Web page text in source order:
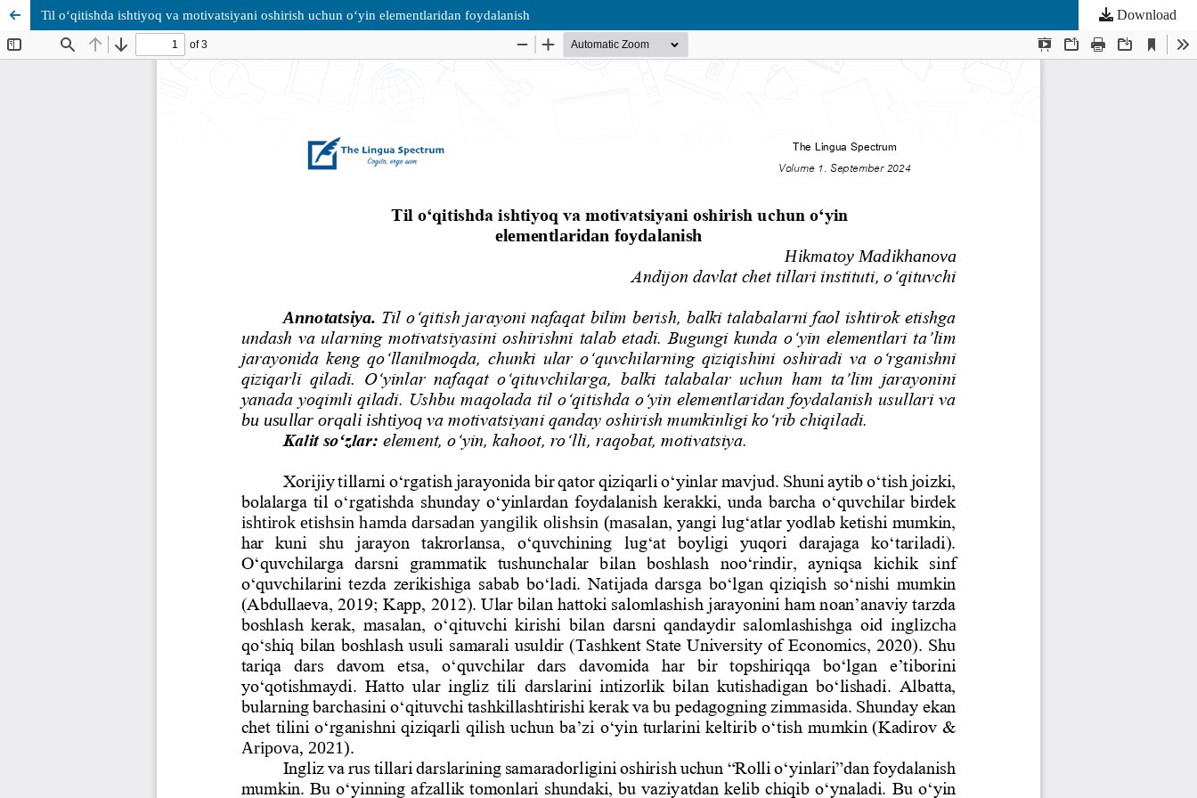
Til o‘qitishda ishtiyoq va motivatsiyani oshirish uchun o‘yin elementlaridan foydalanish Download